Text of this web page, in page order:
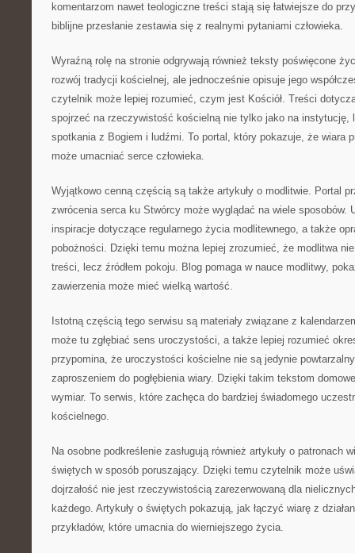
komentarzom nawet teologiczne treści stają się łatwiejsze do
biblijne przesłanie zestawia się z realnymi pytaniami człowieka.
Wyraźną rolę na stronie odgrywają również teksty poświęcone
rozwój tradycji kościelnej, ale jednocześnie opisuje jego
czytelnik może lepiej rozumieć, czym jest Kościół. Treści
spojrzeć na rzeczywistość kościelną nie tylko jako na instytucję,
spotkania z Bogiem i ludźmi. To portal, który pokazuje, że wiara
może umacniać serce człowieka.
Wyjątkowo cenną częścią są także artykuły o modlitwie. Portal
zwrócenia serca ku Stwórcy może wyglądać na wiele sposobów.
inspiracje dotyczące regularnego życia modlitewnego, a także
pobożności. Dzięki temu można lepiej zrozumieć, że modlitwa
treści, lecz źródłem pokoju. Blog pomaga w nauce modlitwy,
zawierzenia może mieć wielką wartość.
Istotną częścią tego serwisu są materiały związane z
może tu zgłębiać sens uroczystości, a także lepiej rozumieć
przypomina, że uroczystości kościelne nie są jedynie
zaproszeniem do pogłębienia wiary. Dzięki takim tekstom
wymiar. To serwis, które zachęca do bardziej świadomego
kościelnego.
Na osobne podkreślenie zasługują również artykuły o patronach
świętych w sposób poruszający. Dzięki temu czytelnik może
dojrzałość nie jest rzeczywistością zarezerwowaną dla
każdego. Artykuły o świętych pokazują, jak łączyć wiarę z
przykładów, które umacnia do wierniejszego życia.